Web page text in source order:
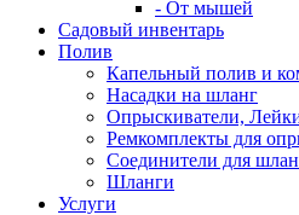
- От мышей
Садовый инвентарь
Полив
Капельный полив и
Насадки на шланг
Опрыскиватели,
Ремкомплекты для
Соединители для
Шланги
Услуги